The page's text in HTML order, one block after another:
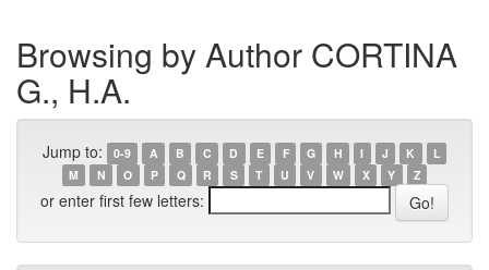
Browsing by Author CORTINA
G., H.A.
Jump to: 0-9 A B C D E F G H I J K
L
M
N O P Q R S T U V W X Y Z
or enter first few letters: